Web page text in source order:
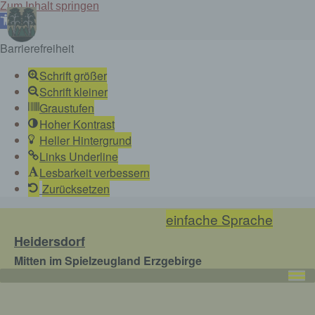
Zum Inhalt springen
Werkzeugleiste
öffnen
Barrierefreiheit
Schrift größer
Schrift kleiner
Graustufen
Hoher Kontrast
Heller Hintergrund
Links Underline
Lesbarkeit verbessern
Zurücksetzen
content
einfache Sprache
Heidersdorf
Mitten im Spielzeugland Erzgebirge